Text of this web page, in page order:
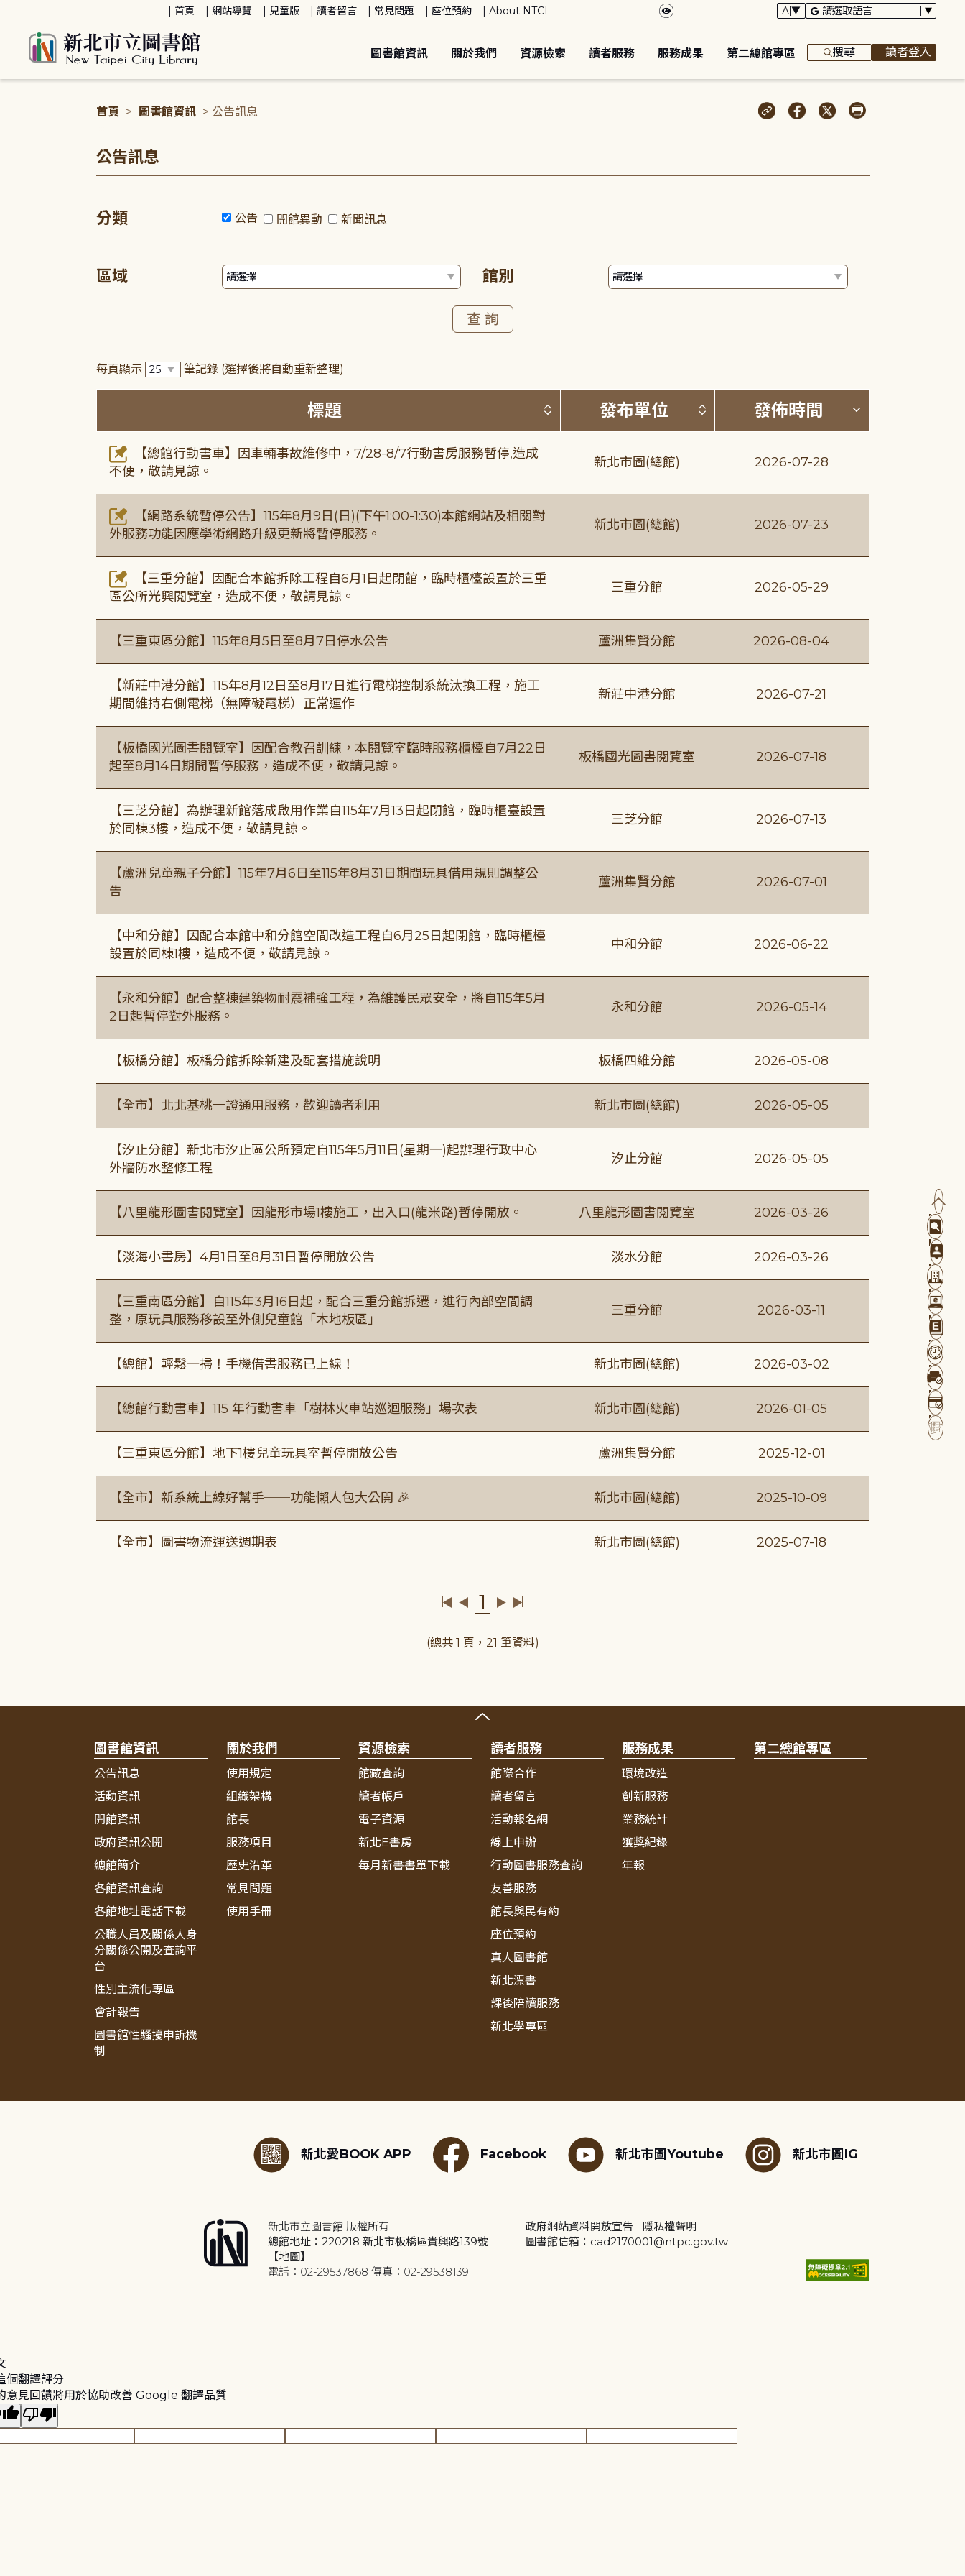
首頁 網站導覽 兒童版 讀者留言 常見問題 座位預約 About NTCL
圖書館資訊 關於我們 資源檢索 讀者服務 服務成果 第二總館專區 搜尋 讀者登入
首頁 > 圖書館資訊 > 公告訊息
公告訊息
分類 公告 開館異動 新聞訊息
區域 館別
每頁顯示 筆記錄 (選擇後將自動重新整理)
標題 按標題排序 (升降冪)
發布單位 按發布單位排序 (升降冪)
發佈時間 按發佈時間
【總館行動書車】因車輛事故維修中，7/28-8/7行動書房服務暫停,造成
不便，敬請見諒。
新北市圖(總館) 2026-07-28
【網路系統暫停公告】115年8月9日(日)(下午1:00-1:30)本館網站及相關對
外服務功能因應學術網路升級更新將暫停服務。
新北市圖(總館) 2026-07-23
【三重分館】因配合本館拆除工程自6月1日起閉館，臨時櫃檯設置於三重
區公所光興閱覽室，造成不便，敬請見諒。
三重分館 2026-05-29
【三重東區分館】115年8月5日至8月7日停水公告 蘆洲集賢分館 2026-08-04
【新莊中港分館】115年8月12日至8月17日進行電梯控制系統汰換工程，施工
期間維持右側電梯（無障礙電梯）正常運作
新莊中港分館 2026-07-21
【板橋國光圖書閱覽室】因配合教召訓練，本閱覽室臨時服務櫃檯自7月22日
起至8月14日期間暫停服務，造成不便，敬請見諒。
板橋國光圖書閱覽室 2026-07-18
【三芝分館】為辦理新館落成啟用作業自115年7月13日起閉館，臨時櫃臺設置
於同棟3樓，造成不便，敬請見諒。
三芝分館 2026-07-13
【蘆洲兒童親子分館】115年7月6日至115年8月31日期間玩具借用規則調整公
告
蘆洲集賢分館 2026-07-01
【中和分館】因配合本館中和分館空間改造工程自6月25日起閉館，臨時櫃檯
設置於同棟1樓，造成不便，敬請見諒。
中和分館 2026-06-22
【永和分館】配合整棟建築物耐震補強工程，為維護民眾安全，將自115年5月
2日起暫停對外服務。
永和分館 2026-05-14
【板橋分館】板橋分館拆除新建及配套措施說明 板橋四維分館 2026-05-08
【全市】北北基桃一證通用服務，歡迎讀者利用 新北市圖(總館) 2026-05-05
【汐止分館】新北市汐止區公所預定自115年5月11日(星期一)起辦理行政中心
外牆防水整修工程
汐止分館 2026-05-05
【八里龍形圖書閱覽室】因龍形市場1樓施工，出入口(龍米路)暫停開放。 八里龍形圖書閱覽室 2026-03-26
【淡海小書房】4月1日至8月31日暫停開放公告 淡水分館 2026-03-26
【三重南區分館】自115年3月16日起，配合三重分館拆遷，進行內部空間調
整，原玩具服務移設至外側兒童館「木地板區」
三重分館 2026-03-11
【總館】輕鬆一掃！手機借書服務已上線！ 新北市圖(總館) 2026-03-02
【總館行動書車】115 年行動書車「樹林火車站巡迴服務」場次表 新北市圖(總館) 2026-01-05
【三重東區分館】地下1樓兒童玩具室暫停開放公告 蘆洲集賢分館 2025-12-01
【全市】新系統上線好幫手──功能懶人包大公開 🎉 新北市圖(總館) 2025-10-09
【全市】圖書物流運送週期表 新北市圖(總館) 2025-07-18
1
(總共 1 頁，21 筆資料)
圖書館資訊
公告訊息
活動資訊
開館資訊
政府資訊公開
總館簡介
各館資訊查詢
各館地址電話下載
公職人員及關係人身
分關係公開及查詢平
台
性別主流化專區
會計報告
圖書館性騷擾申訴機
制
關於我們
使用規定
組織架構
館長
服務項目
歷史沿革
常見問題
使用手冊
資源檢索
館藏查詢
讀者帳戶
電子資源
新北E書房
每月新書書單下載
讀者服務
館際合作
讀者留言
活動報名網
線上申辦
行動圖書服務查詢
友善服務
館長與民有約
座位預約
真人圖書館
新北漂書
課後陪讀服務
新北學專區
服務成果
環境改造
創新服務
業務統計
獲獎紀錄
年報
第二總館專區
新北愛BOOK APP Facebook 新北市圖Youtube 新北市圖IG
新北市立圖書館 版權所有
總館地址：220218 新北市板橋區貴興路139號
【地圖】
電話：02-29537868 傳真：02-29538139
政府網站資料開放宣告 | 隱私權聲明
圖書館信箱：cad2170001@ntpc.gov.tw
個翻譯評分
意見回饋將用於協助改善 Google 翻譯品質